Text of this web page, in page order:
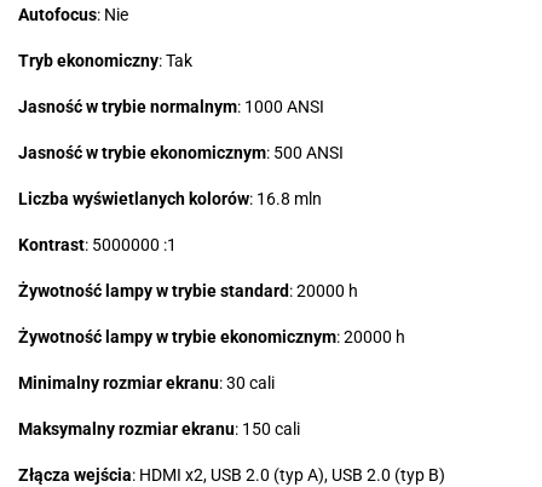
Autofocus: Nie
Tryb ekonomiczny: Tak
Jasność w trybie normalnym: 1000 ANSI
Jasność w trybie ekonomicznym: 500 ANSI
Liczba wyświetlanych kolorów: 16.8 mln
Kontrast: 5000000 :1
Żywotność lampy w trybie standard: 20000 h
Żywotność lampy w trybie ekonomicznym: 20000 h
Minimalny rozmiar ekranu: 30 cali
Maksymalny rozmiar ekranu: 150 cali
Złącza wejścia: HDMI x2, USB 2.0 (typ A), USB 2.0 (typ B)